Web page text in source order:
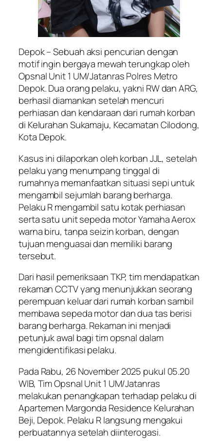
Depok – Sebuah aksi pencurian dengan
motif ingin bergaya mewah terungkap oleh
Opsnal Unit 1 UM/Jatanras Polres Metro
Depok. Dua orang pelaku, yakni RW dan ARG,
berhasil diamankan setelah mencuri
perhiasan dan kendaraan dari rumah korban
di Kelurahan Sukamaju, Kecamatan Cilodong,
Kota Depok.
Kasus ini dilaporkan oleh korban JJL, setelah
pelaku yang menumpang tinggal di
rumahnya memanfaatkan situasi sepi untuk
mengambil sejumlah barang berharga.
Pelaku R mengambil satu kotak perhiasan
serta satu unit sepeda motor Yamaha Aerox
warna biru, tanpa seizin korban, dengan
tujuan menguasai dan memiliki barang
tersebut.
Dari hasil pemeriksaan TKP, tim mendapatkan
rekaman CCTV yang menunjukkan seorang
perempuan keluar dari rumah korban sambil
membawa sepeda motor dan dua tas berisi
barang berharga. Rekaman ini menjadi
petunjuk awal bagi tim opsnal dalam
mengidentifikasi pelaku.
Pada Rabu, 26 November 2025 pukul 05.20
WIB, Tim Opsnal Unit 1 UM/Jatanras
melakukan penangkapan terhadap pelaku di
Apartemen Margonda Residence Kelurahan
Beji, Depok. Pelaku R langsung mengakui
perbuatannya setelah diinterogasi.